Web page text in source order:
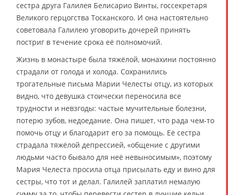
сестра друга Галилея Белисарио Винты, госсекретаря
Великого герцогства Тосканского. И она настоятельно
советовала Галилею уговорить дочерей принять
постриг в течение срока её полномочий.
Жизнь в монастыре была тяжёлой, монахини постоянно
страдали от голода и холода. Сохранились
трогательные письма Марии Челесты отцу, из которых
видно, что девушка стоически переносила все
трудности и невзгоды: частые мучительные болезни,
потерю зубов, недоедание. Она пишет, что рада чем-то
помочь отцу и благодарит его за помощь. Её сестра
страдала тяжёлой депрессией, «общение с другими
людьми часто бывало для неё невыносимым», поэтому
Мария Челеста просила отца присылать еду и вино для
сестры, что тот и делал. Галилей заплатил немалую